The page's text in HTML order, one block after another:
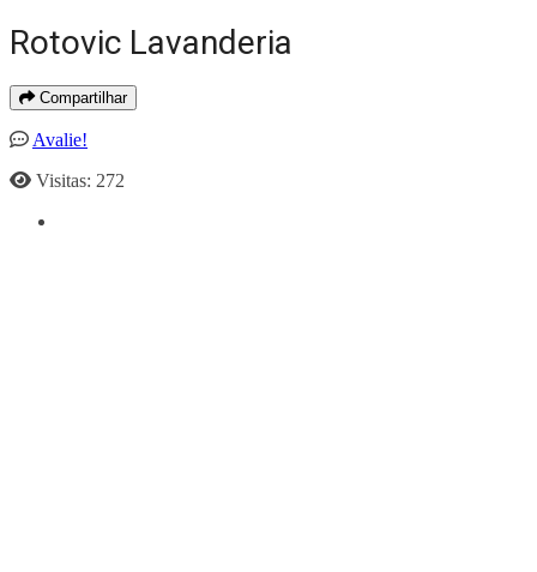
Rotovic Lavanderia
Compartilhar
Avalie!
Visitas: 272